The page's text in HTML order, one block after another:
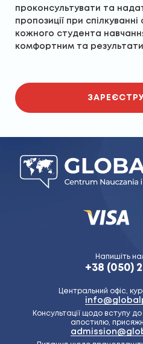
проконсультувати та
пропозиції при
кожного студента
комфортним та
Напишіть
+38 (050)
Центральний офіс,
Консультації щодо вступу до
апостилю,